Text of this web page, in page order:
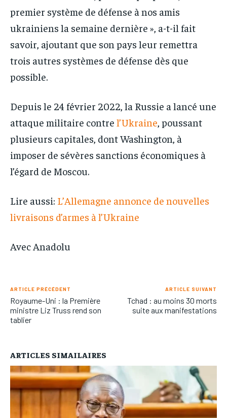
premier système de défense à nos amis
ukrainiens la semaine dernière », a-t-il fait
savoir, ajoutant que son pays leur remettra
trois autres systèmes de défense dès que
possible.
Depuis le 24 février 2022, la Russie a lancé une
attaque militaire contre l’Ukraine , poussant
plusieurs capitales, dont Washington, à
imposer de sévères sanctions économiques à
l’égard de Moscou.
Lire aussi: L’Allemagne annonce de nouvelles
livraisons d’armes à l’Ukraine
Avec Anadolu
ARTICLE PRÉCÉDENT
Royaume-Uni : la Première
ministre Liz Truss rend son
tablier
ARTICLE SUIVANT
Tchad : au moins 30 morts
suite aux manifestations
ARTICLES SIMAILAIRES